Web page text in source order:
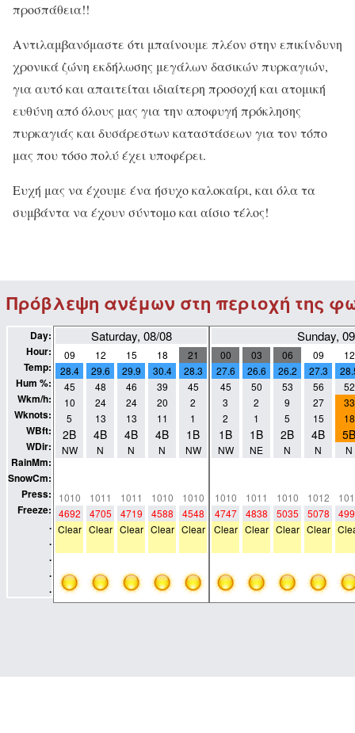
προσπάθεια!!
Αντιλαμβανόμαστε ότι μπαίνουμε πλέον στην επικίνδυνη
χρονικά ζώνη εκδήλωσης μεγάλων δασικών πυρκαγιών,
για αυτό και απαιτείται ιδιαίτερη προσοχή και ατομική
ευθύνη από όλους μας για την αποφυγή πρόκλησης
πυρκαγιάς και δυσάρεστων καταστάσεων για τον τόπο
μας που τόσο πολύ έχει υποφέρει.
Ευχή μας να έχουμε ένα ήσυχο καλοκαίρι, και όλα τα
συμβάντα να έχουν σύντομο και αίσιο τέλος!